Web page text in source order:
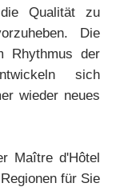
Qualität zu
Die
Rhythmus der
sich
wieder neues
Maître d'Hôtel
für Sie